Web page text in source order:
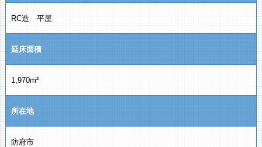
RC造 平屋
延床面積
1,970m²
所在地
防府市